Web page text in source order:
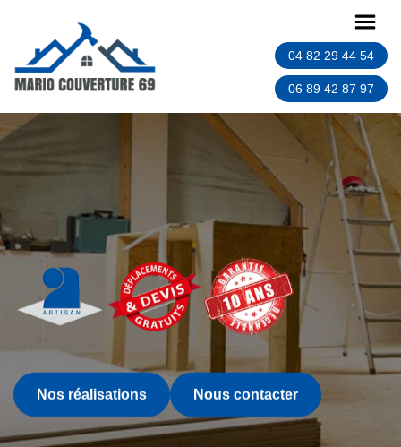
04 82 29 44 54
06 89 42 87 97
Nos réalisations Nous contacter